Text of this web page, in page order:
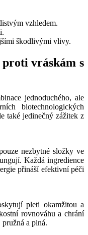
vzhledem.
škodlivými vlivy.
vráskám s
jednoduchého, ale
biotechnologických
také jedinečný zážitek z
nezbytné složky ve
Každá ingredience
přináší efektivní péči
pleti okamžitou a
rovnováhu a chrání
a plná.